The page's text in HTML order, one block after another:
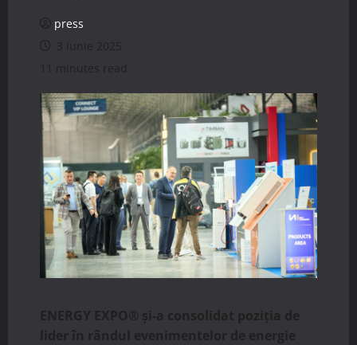
press
3 iunie 2025
11 minutes read
ENERGY EXPO® și-a consolidat poziția de
lider în rândul evenimentelor de energie